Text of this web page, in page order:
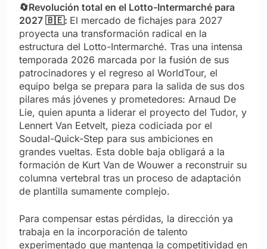
🔄Revolución total en el Lotto-Intermarché para
2027 🇧🇪: El mercado de fichajes para 2027
proyecta una transformación radical en la
estructura del Lotto-Intermarché. Tras una intensa
temporada 2026 marcada por la fusión de sus
patrocinadores y el regreso al WorldTour, el
equipo belga se prepara para la salida de sus dos
pilares más jóvenes y prometedores: Arnaud De
Lie, quien apunta a liderar el proyecto del Tudor, y
Lennert Van Eetvelt, pieza codiciada por el
Soudal-Quick-Step para sus ambiciones en
grandes vueltas. Esta doble baja obligará a la
formación de Kurt Van de Wouwer a reconstruir su
columna vertebral tras un proceso de adaptación
de plantilla sumamente complejo.
Para compensar estas pérdidas, la dirección ya
trabaja en la incorporación de talento
experimentado que mantenga la competitividad en